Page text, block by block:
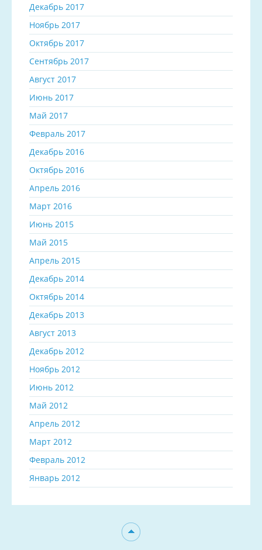
Декабрь 2017
Ноябрь 2017
Октябрь 2017
Сентябрь 2017
Август 2017
Июнь 2017
Май 2017
Февраль 2017
Декабрь 2016
Октябрь 2016
Апрель 2016
Март 2016
Июнь 2015
Май 2015
Апрель 2015
Декабрь 2014
Октябрь 2014
Декабрь 2013
Август 2013
Декабрь 2012
Ноябрь 2012
Июнь 2012
Май 2012
Апрель 2012
Март 2012
Февраль 2012
Январь 2012